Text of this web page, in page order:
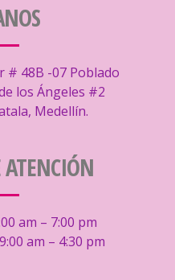
# 48B -07 Poblado
los Ángeles #2
Medellín.
ATENCIÓN
am – 7:00 pm
9:00 am – 4:30 pm